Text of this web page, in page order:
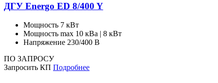
ДГУ Energo ED 8/400 Y
Мощность 7 кВт
Мощность max 10 кВа | 8 кВт
Напряжение 230/400 В
ПО ЗАПРОСУ
Запросить КП Подробнее